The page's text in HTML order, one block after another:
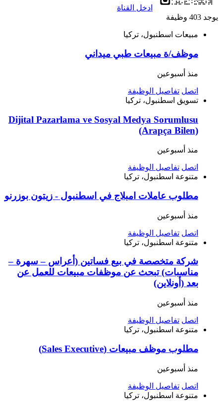
ادخل القناة
يوجد 403 وظيفة
مبيعات اسطنبول، تركيا
موظف/ة مبيعات طبي ميداني
منذ أسبوعين
اتصل تفاصيل الوظيفة
تسويق اسطنبول، تركيا
Dijital Pazarlama ve Sosyal Medya Sorumlusu
(Arapça Bilen)
منذ أسبوعين
اتصل تفاصيل الوظيفة
متنوعة اسطنبول، تركيا
مطلوب عاملات امبلاج في اسطنبول - زيتون بوزرنو
منذ أسبوعين
اتصل تفاصيل الوظيفة
متنوعة اسطنبول، تركيا
شركة متخصصة في بيع فساتين (أعراس – سهرة –
مناسبات) تبحث عن موظفات مبيعات للعمل عن
بعد (أونلاين)
منذ أسبوعين
اتصل تفاصيل الوظيفة
متنوعة اسطنبول، تركيا
مطلوب موظف مبيعات (Sales Executive)
منذ أسبوعين
اتصل تفاصيل الوظيفة
متنوعة اسطنبول، تركيا